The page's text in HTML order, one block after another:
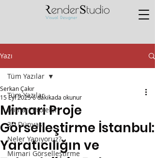
Yazı
Tüm Yazılar
Mimari Projeler
3D Dünyası
Neler Yapıyoruz?
Mimari Görselleştirme
Tüm Yazılar
Mimari Proje
Görselleştirme İstanbul:
Yaratıcılığın ve
Serkan Çakır
15 Eyl 20256 dakikada okunur